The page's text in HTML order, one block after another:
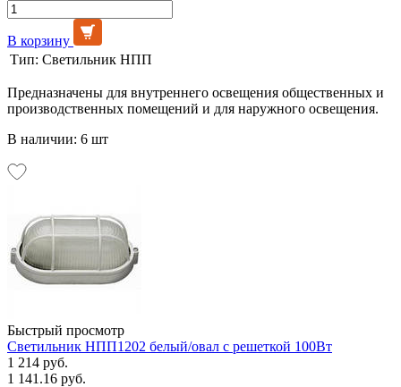
В корзину
Тип: Светильник НПП
Предназначены для внутреннего освещения общественных и
производственных помещений и для наружного освещения.
В наличии: 6 шт
Быстрый просмотр
Светильник НПП1202 белый/овал с решеткой 100Вт
1 214 руб.
1 141.16 руб.